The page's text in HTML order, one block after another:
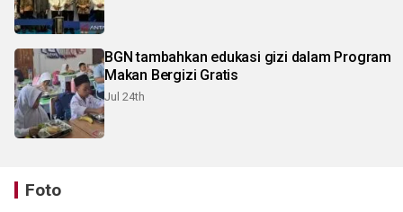
BGN tambahkan edukasi gizi dalam Program
Makan Bergizi Gratis
Jul 24th
Foto